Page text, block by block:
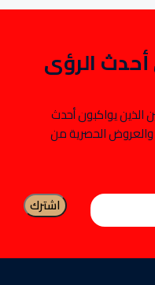
الرؤى
من المهنيين الذين يواكبون أحدث
والعروض الحصرية من